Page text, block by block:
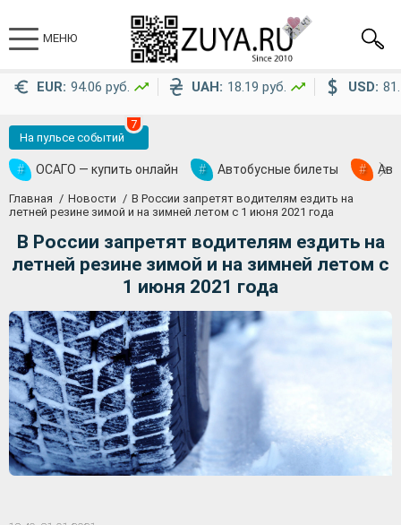
МЕНЮ
EUR: 94.06 руб. UAH: 18.19 руб. USD:
На пульсе событий
7
# ОСАГО — купить онлайн # Автобусные билеты #
Главная Новости
В России запретят водителям ездить на
летней резине зимой и на зимней летом с 1 июня 2021 года
В России запретят водителям ездить на
летней резине зимой и на зимней летом с
1 июня 2021 года